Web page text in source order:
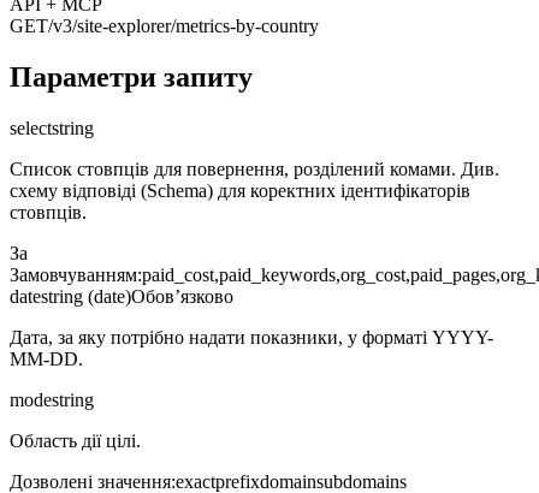
API + MCP
GET/v3/site-explorer/metrics-by-country
Параметри запиту
selectstring
Список стовпців для повернення, розділений комами. Див.
схему відповіді (Schema) для коректних ідентифікаторів
стовпців.
За
Замовчуванням:
datestring (date)Обов’язково
Дата, за яку потрібно надати показники, у форматі YYYY-
MM-DD.
modestring
Область дії цілі.
Дозволені значення:exactprefixdomainsubdomains